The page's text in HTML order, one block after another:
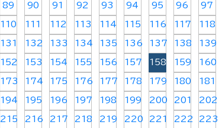
89 90 91 92 93 94 95 96 97
110 111 112 113 114 115 116 117 118
131 132 133 134 135 136 137 138 139
152 153 154 155 156 157 158 159 160
173 174 175 176 177 178 179 180 181
194 195 196 197 198 199 200 201 202
215 216 217 218 219 220 221 222 223